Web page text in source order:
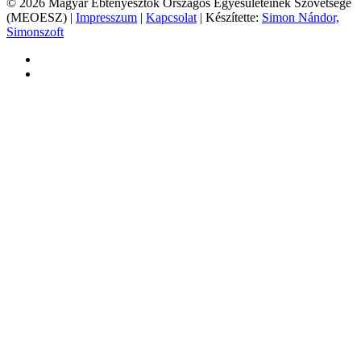
© 2026 Magyar Ebtenyésztők Országos Egyesületeinek Szövetsége
(MEOESZ) | Impresszum | Kapcsolat | Készítette: Simon Nándor,
Simonszoft